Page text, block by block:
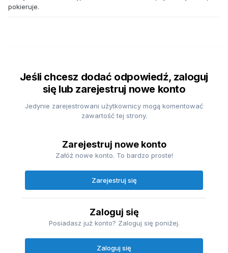
pokieruje.
Jeśli chcesz dodać odpowiedź, zaloguj
się lub zarejestruj nowe konto
Jedynie zarejestrowani użytkownicy mogą komentować
zawartość tej strony.
Zarejestruj nowe konto
Załóż nowe konto. To bardzo proste!
Zarejestruj się
Zaloguj się
Posiadasz już konto? Zaloguj się poniżej.
Zaloguj się